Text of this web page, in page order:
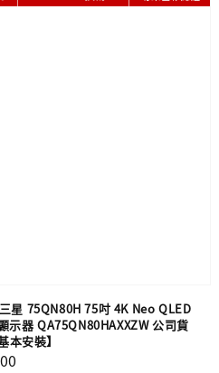
星 75QN80H 75吋 4K Neo QLED
示器 QA75QN80HAXXZW 公司貨
本安裝】